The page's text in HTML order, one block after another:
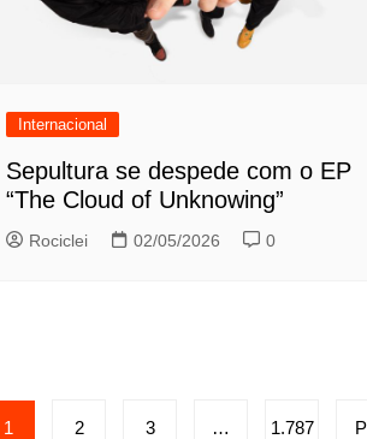
Internacional
Sepultura se despede com o EP
“The Cloud of Unknowing”
Rociclei 02/05/2026 0
Paginação
1 2 3 … 1.787